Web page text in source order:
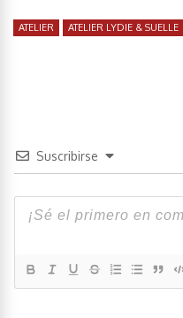
ATELIER ATELIER LYDIE & SUELLE
Suscribirse